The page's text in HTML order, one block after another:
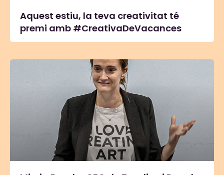
Aquest estiu, la teva creativitat té
premi amb #CreativaDeVacances